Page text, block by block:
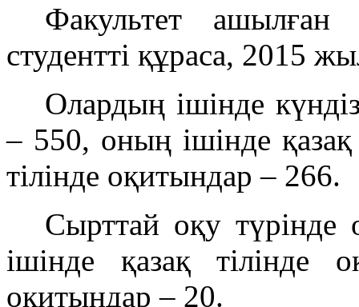
Факультет
студентті құраса, 2015
Олардың ішінде
– 550, оның ішінде
тілінде оқитындар – 266.
Cырттай оқу
ішінде қазақ тілінде
оқитындар – 20.